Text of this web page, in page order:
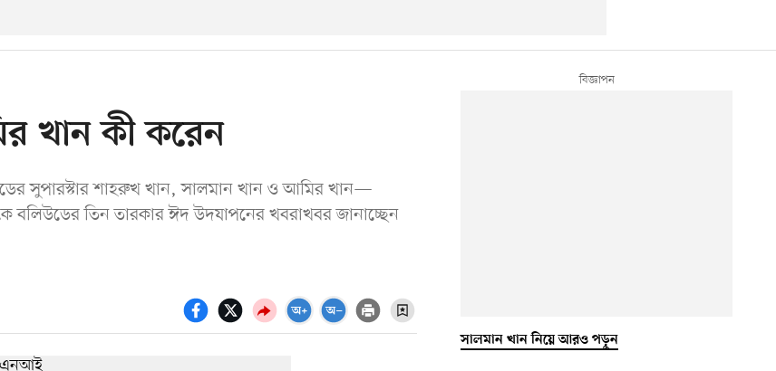
খান কী করেন
সুপারস্টার শাহরুখ খান, সালমান খান ও আমির খান—
তিন তারকার ঈদ উদযাপনের খবরাখবর জানাচ্ছেন
সালমান খান নিয়ে আরও পড়ুন